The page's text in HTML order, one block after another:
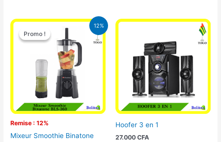
12%
Promo !
Remise : 12%
Promo !
Mixeur Smoothie Binatone
Le
prix
initial
était :
25.000 CFA.
Le
prix
actuel
est :
Hoofer 3 en 1
27.000 CFA